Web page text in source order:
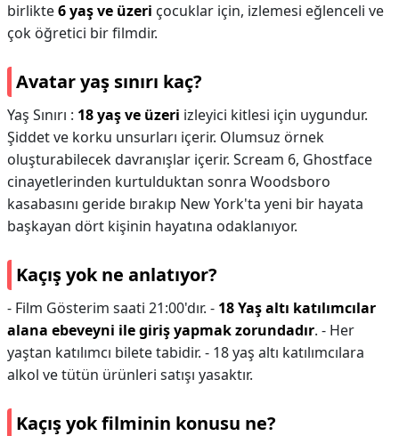
birlikte6 yaş ve üzeri çocuklar için, izlemesi eğlenceli ve
çok öğretici bir filmdir.
Avatar yaş sınırı kaç?
Yaş Sınırı : 18 yaş ve üzeri izleyici kitlesi için uygundur.
Şiddet ve korku unsurları içerir. Olumsuz örnek
oluşturabilecek davranışlar içerir. Scream 6, Ghostface
cinayetlerinden kurtulduktan sonra Woodsboro
kasabasını geride bırakıp New York'ta yeni bir hayata
başkayan dört kişinin hayatına odaklanıyor.
Kaçış yok ne anlatıyor?
- Film Gösterim saati 21:00'dır. - 18 Yaş altı katılımcılar
alana ebeveyni ile giriş yapmak zorundadır. - Her
yaştan katılımcı bilete tabidir. - 18 yaş altı katılımcılara
alkol ve tütün ürünleri satışı yasaktır.
Kaçış yok filminin konusu ne?